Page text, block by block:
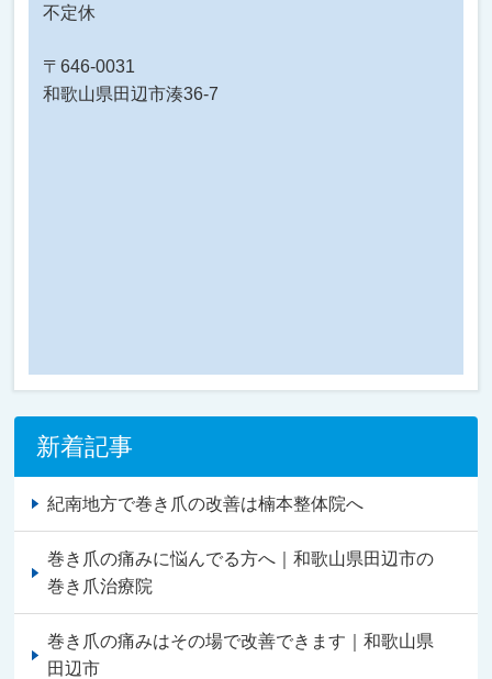
不定休
〒646-0031
和歌山県田辺市湊36-7
新着記事
紀南地方で巻き爪の改善は楠本整体院へ
巻き爪の痛みに悩んでる方へ｜和歌山県田辺市の
巻き爪治療院
巻き爪の痛みはその場で改善できます｜和歌山県
田辺市